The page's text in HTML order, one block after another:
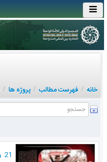
خانه / فهرست مطالب / پروژه ها /